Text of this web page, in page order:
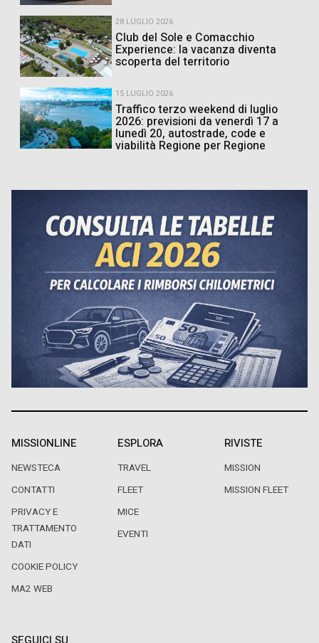
28 LUGLIO 2026
Club del Sole e Comacchio
Experience: la vacanza diventa
scoperta del territorio
15 LUGLIO 2026
Traffico terzo weekend di luglio
2026: previsioni da venerdì 17 a
lunedì 20, autostrade, code e
viabilità Regione per Regione
MISSIONLINE
NEWSTECA
CONTATTI
PRIVACY E
TRATTAMENTO
DATI
COOKIE POLICY
MA2 WEB
ESPLORA
TRAVEL
FLEET
MICE
EVENTI
RIVISTE
MISSION
MISSION FLEET
SEGUICI SU